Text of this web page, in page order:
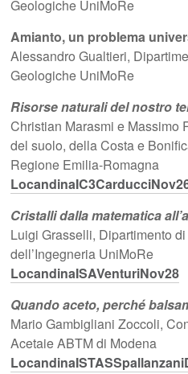
Geologiche UniMoRe
Amianto, un problema
Alessandro Gualtieri,
Geologiche UniMoRe
Risorse naturali del nostro
Christian Marasmi e Massimo
del suolo, della Costa e
Regione Emilia-Romagna
Cristalli dalla matematica
Luigi Grasselli, Dipartimento
dell’Ingegneria UniMoRe
LocandinaISAVenturiNov28
Quando aceto, perché
Mario Gambigliani Zoccoli,
Acetaie ABTM di Modena